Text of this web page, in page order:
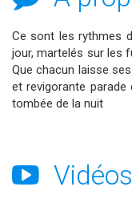
Ce sont les rythmes
jour, martelés sur les
Que chacun laisse
et revigorante parade
tombée de la nuit
Vidéos